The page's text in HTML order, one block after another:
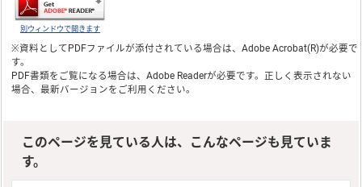
別ウィンドウで開きます
※資料としてPDFファイルが添付されている場合は、Adobe Acrobat(R)が必要で
す。
PDF書類をご覧になる場合は、Adobe Readerが必要です。正しく表示されない
場合、最新バージョンをご利用ください。
このページを見ている人は、こんなページも見ていま
す。